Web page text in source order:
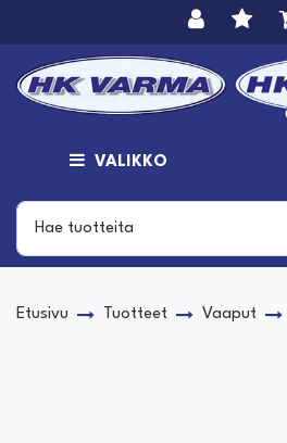
VALIKKO
Etusivu Tuotteet Vaaput